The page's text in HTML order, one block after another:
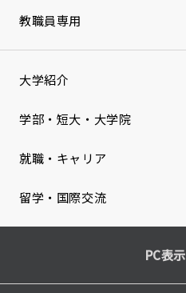
教職員専用
大学紹介
学部・短大・大学院
就職・キャリア
留学・国際交流
PC表示